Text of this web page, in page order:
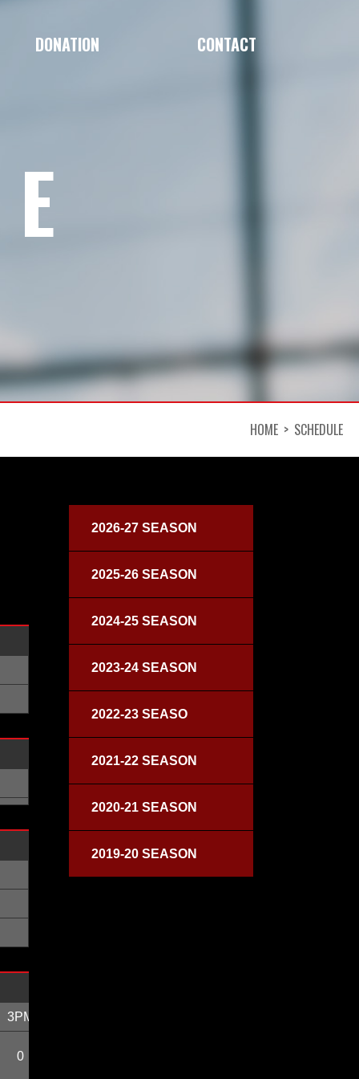
DONATION CONTACT
HOME SCHEDULE
3PM
0
2026-27 SEASON
2025-26 SEASON
2024-25 SEASON
2023-24 SEASON
2022-23 SEASO
2021-22 SEASON
2020-21 SEASON
2019-20 SEASON